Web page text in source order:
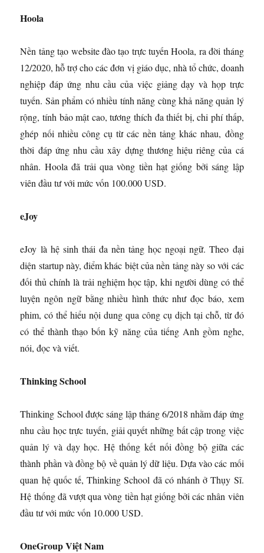
Hoola
Nền tảng tạo website đào tạo trực tuyến Hoola, ra đời tháng
12/2020, hỗ trợ cho các đơn vị giáo dục, nhà tổ chức, doanh
nghiệp đáp ứng nhu cầu của việc giảng dạy và họp trực
tuyến. Sản phẩm có nhiều tính năng cùng khả năng quản lý
rộng, tính bảo mật cao, tương thích đa thiết bị, chi phí thấp,
ghép nối nhiều công cụ từ các nền tảng khác nhau, đồng
thời đáp ứng nhu cầu xây dựng thương hiệu riêng của cá
nhân. Hoola đã trải qua vòng tiền hạt giống bởi sáng lập
viên đầu tư với mức vốn 100.000 USD.
eJoy
eJoy là hệ sinh thái đa nền tảng học ngoại ngữ. Theo đại
diện startup này, điểm khác biệt của nền tảng này so với các
đối thủ chính là trải nghiệm học tập, khi người dùng có thể
luyện ngôn ngữ bằng nhiều hình thức như đọc báo, xem
phim, có thể hiểu nội dung qua công cụ dịch tại chỗ, từ đó
có thể thành thạo bốn kỹ năng của tiếng Anh gồm nghe,
nói, đọc và viết.
Thinking School
Thinking School được sáng lập tháng 6/2018 nhằm đáp ứng
nhu cầu học trực tuyến, giải quyết những bất cập trong việc
quản lý và dạy học. Hệ thống kết nối đồng bộ giữa các
thành phần và đồng bộ về quản lý dữ liệu. Dựa vào các mối
quan hệ quốc tế, Thinking School đã có nhánh ở Thụy Sĩ.
Hệ thống đã vượt qua vòng tiền hạt giống bởi các nhân viên
đầu tư với mức vốn 10.000 USD.
OneGroup Việt Nam